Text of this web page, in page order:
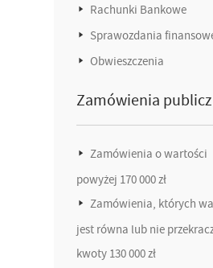
Rachunki Bankowe
Sprawozdania
Obwieszczenia
Zamówienia
Zamówienia o wartości
powyżej 170 000 zł
Zamówienia, których
jest równa lub nie
kwoty 130 000 zł